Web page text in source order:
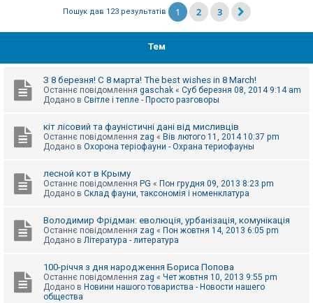
я
е
и
з
е
и
Пошук дав 123 результатів 1 2 3
Тем
З 8 березня! С 8 марта! The best wishes in 8 March!
Останнє повідомлення gaschak « Суб березня 08, 2014 9:14 am
Додано в Світле і тепле - Просто разговоры
кіт лісовий та фауністичні дані від мисливців
Останнє повідомлення zag « Вів лютого 11, 2014 10:37 pm
Додано в Охорона теріофауни - Охрана териофауны
лесной кот в Крыму
Останнє повідомлення PG « Пон грудня 09, 2013 8:23 pm
Додано в Склад фауни, таксономія і номенклатура
Володимир Фрідман: еволюція, урбанізація, комунікація
Останнє повідомлення zag « Пон жовтня 14, 2013 6:05 pm
Додано в Література - литература
100-річчя з дня народження Бориса Попова
Останнє повідомлення zag « Чет жовтня 10, 2013 9:55 pm
Додано в Новини нашого товариства - Новости нашего
общества